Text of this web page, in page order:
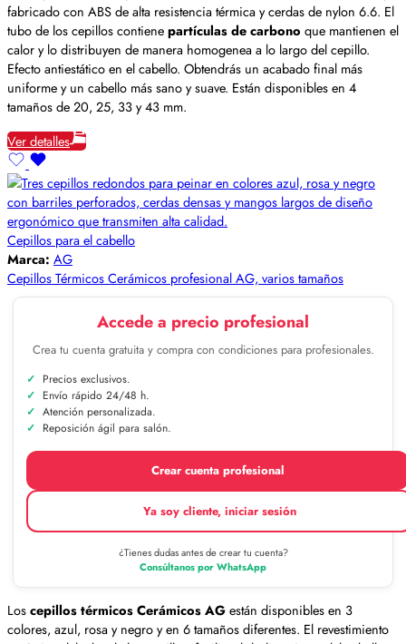
fabricado con ABS de alta resistencia térmica y cerdas de nylon 6.6. El
tubo de los cepillos contienepartículas de carbono que mantienen el
calor y lo distribuyen de manera homogenea a lo largo del cepillo.
Efecto antiestático en el cabello. Obtendrás un acabado final más
uniforme y un cabello más sano y suave. Están disponibles en 4
tamaños de 20, 25, 33 y 43 mm.
Ver detalles
Cepillos para el cabello
Marca: AG
Cepillos Térmicos Cerámicos profesional AG, varios tamaños
Accede a precio profesional
Crea tu cuenta gratuita y compra con condiciones para profesionales.
Precios exclusivos.
Envío rápido 24/48 h.
Atención personalizada.
Reposición ágil para salón.
Crear cuenta profesional
Ya soy cliente, iniciar sesión
¿Tienes dudas antes de crear tu cuenta?
Consúltanos por WhatsApp
Loscepillos térmicos Cerámicos AGestán disponibles en 3
colores, azul, rosa y negro y en 6 tamaños diferentes. El revestimiento